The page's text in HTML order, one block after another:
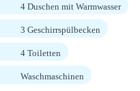
4 Duschen mit Warmwasser
3 Geschirrspülbecken
4 Toiletten
Waschmaschinen